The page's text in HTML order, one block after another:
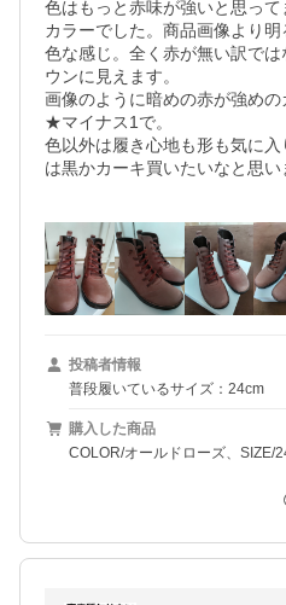
色はもっと赤味が強いと思っ
カラーでした。商品画像より
色な感じ。全く赤が無い訳で
ウンに見えます。
画像のように暗めの赤が強め
★マイナス1で。
色以外は履き心地も形も気に
は黒かカーキ買いたいなと思い
投稿者情報
普段履いているサイズ：24cm
購入した商品
COLOR/オールドローズ、SIZE/